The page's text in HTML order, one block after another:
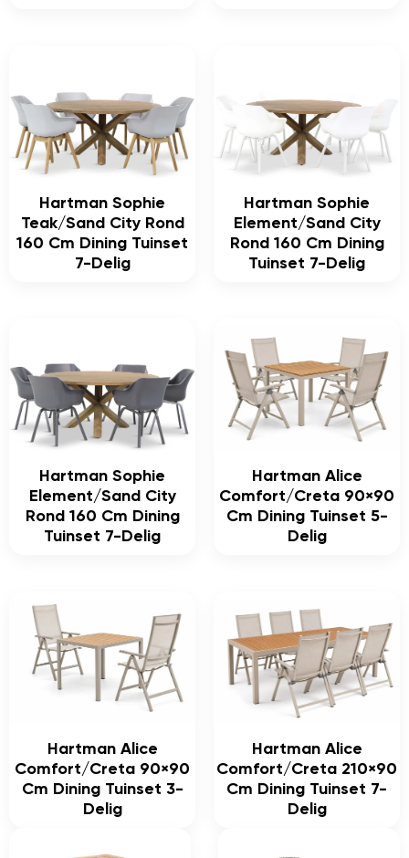
Hartman Sophie
Teak/Sand City Rond
160 Cm Dining Tuinset
7-Delig
Hartman Sophie
Element/Sand City
Rond 160 Cm Dining
Tuinset 7-Delig
Hartman Sophie
Element/Sand City
Rond 160 Cm Dining
Tuinset 7-Delig
Hartman Alice
Comfort/Creta 90×90
Cm Dining Tuinset 5-
Delig
Hartman Alice
Comfort/Creta 90×90
Cm Dining Tuinset 3-
Delig
Hartman Alice
Comfort/Creta 210×90
Cm Dining Tuinset 7-
Delig